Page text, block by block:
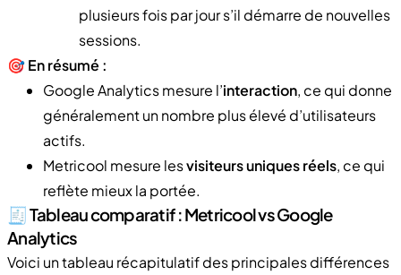
plusieurs fois par jour s’il démarre de nouvelles
sessions.
🎯En résumé :
Google Analytics mesure l’interaction, ce qui donne
généralement un nombre plus élevé d’utilisateurs
actifs.
Metricool mesure lesvisiteurs uniques réels, ce qui
reflète mieux la portée.
🧾 Tableau comparatif : Metricool vs Google
Analytics
Voici un tableau récapitulatif des principales différences